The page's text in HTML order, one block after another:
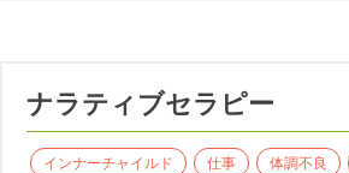
ナラティブセラピー
インナーチャイルド 仕事 体調不良